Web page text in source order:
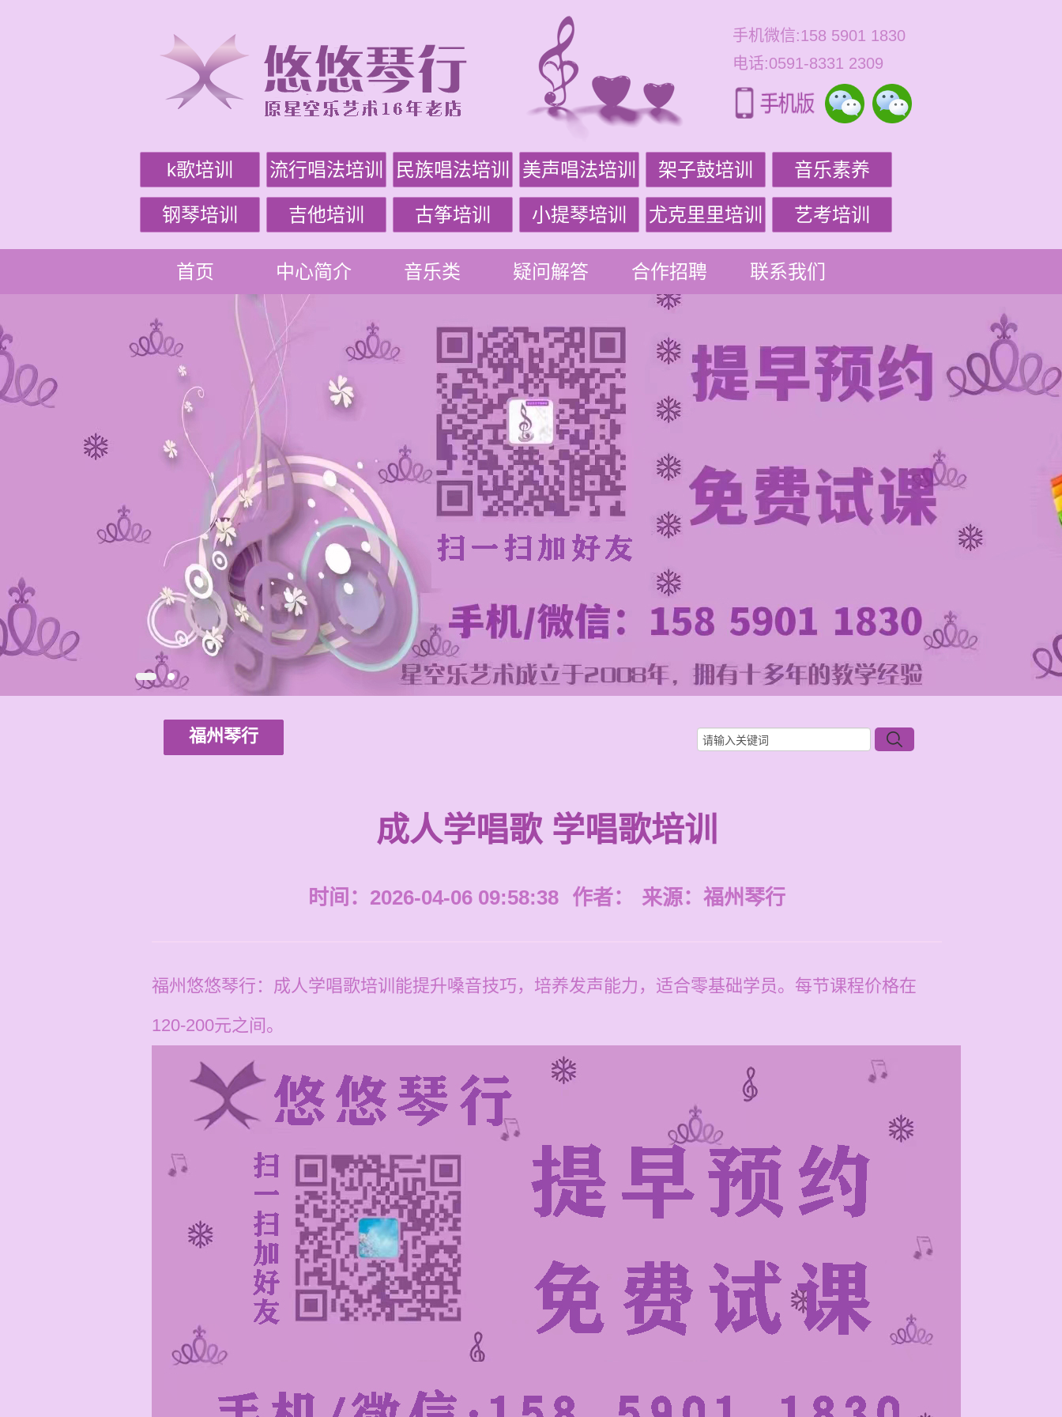
手机微信:158 5901 1830
电话:0591-8331 2309
k歌培训 流行唱法培训 民族唱法培训 美声唱法培训 架子鼓培训 音乐素养
钢琴培训 吉他培训 古筝培训 小提琴培训 尤克里里培训 艺考培训
首页 中心简介 音乐类 疑问解答 合作招聘 联系我们
福州琴行
成人学唱歌 学唱歌培训
时间：2026-04-06 09:58:38 作者： 来源： 福州琴行
福州悠悠琴行：成人学唱歌培训能提升嗓音技巧，培养发声能力，适合零基础学员。每节课程价格在
120-200元之间。